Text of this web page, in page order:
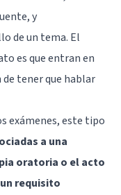
y
de un tema. El
es que entran en
tener que hablar
exámenes, este tipo
a una
oratoria o el acto
requisito